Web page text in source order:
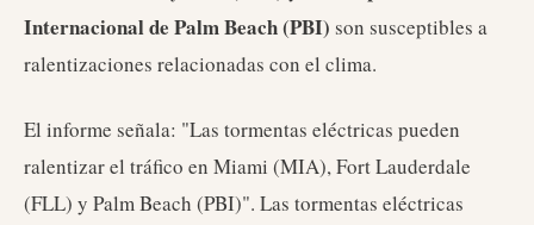
Internacional de Palm Beach (PBI) son susceptibles a
ralentizaciones relacionadas con el clima.
El informe señala: "Las tormentas eléctricas pueden
ralentizar el tráfico en Miami (MIA), Fort Lauderdale
(FLL) y Palm Beach (PBI)". Las tormentas eléctricas